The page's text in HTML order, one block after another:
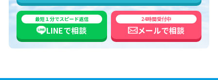
最短１分でスピード返信
LINEで相談
24時間受付中
メールで相談